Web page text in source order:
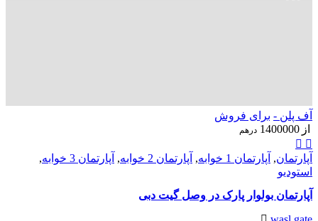
آف پلن - برای فروش
از 1400000 درهم
آپارتمان, آپارتمان 1 خوابه , آپارتمان 2 خوابه , آپارتمان 3 خوابه
,
استودیو
آپارتمان بولوار پارک در وصل گیت دبی